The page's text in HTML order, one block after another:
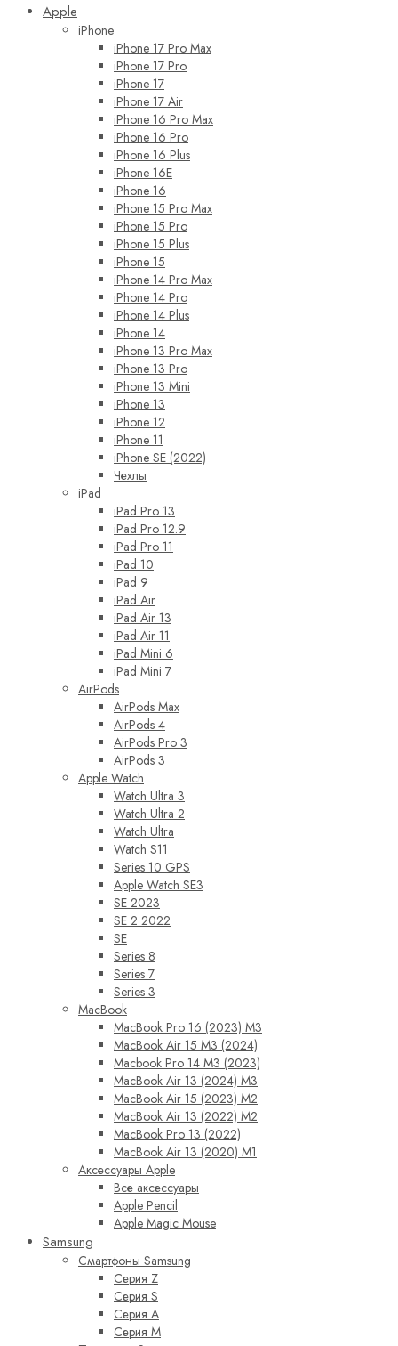
Apple
iPhone
iPhone 17 Pro Max
iPhone 17 Pro
iPhone 17
iPhone 17 Air
iPhone 16 Pro Max
iPhone 16 Pro
iPhone 16 Plus
iPhone 16E
iPhone 16
iPhone 15 Pro Max
iPhone 15 Pro
iPhone 15 Plus
iPhone 15
iPhone 14 Pro Max
iPhone 14 Pro
iPhone 14 Plus
iPhone 14
iPhone 13 Pro Max
iPhone 13 Pro
iPhone 13 Mini
iPhone 13
iPhone 12
iPhone 11
iPhone SE (2022)
Чехлы
iPad
iPad Pro 13
iPad Pro 12.9
iPad Pro 11
iPad 10
iPad 9
iPad Air
iPad Air 13
iPad Air 11
iPad Mini 6
iPad Mini 7
AirPods
AirPods Max
AirPods 4
AirPods Pro 3
AirPods 3
Apple Watch
Watch Ultra 3
Watch Ultra 2
Watch Ultra
Watch S11
Series 10 GPS
Apple Watch SE3
SE 2023
SE 2 2022
SE
Series 8
Series 7
Series 3
MacBook
MacBook Pro 16 (2023) M3
MacBook Air 15 M3 (2024)
Macbook Pro 14 M3 (2023)
MacBook Air 13 (2024) M3
MacBook Air 15 (2023) M2
MacBook Air 13 (2022) M2
MacBook Pro 13 (2022)
MacBook Air 13 (2020) M1
Аксессуары Apple
Все аксессуары
Apple Pencil
Apple Magic Mouse
Samsung
Смартфоны Samsung
Серия Z
Серия S
Серия A
Серия M